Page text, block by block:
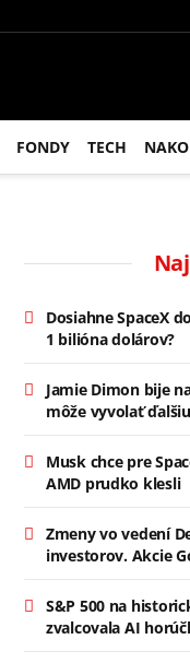
FONDY TECH
Dosiahne SpaceX
1 bilióna dolárov?
Jamie Dimon bije
môže vyvolať
Musk chce pre
AMD prudko klesli
Zmeny vo vedení
investorov. Akcie
S&P 500 na
zvalcovala AI